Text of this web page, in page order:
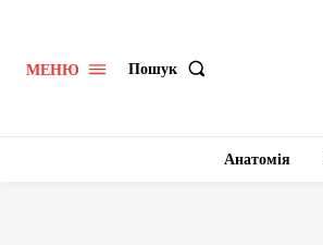
МЕНЮ Пошук
Анатомія